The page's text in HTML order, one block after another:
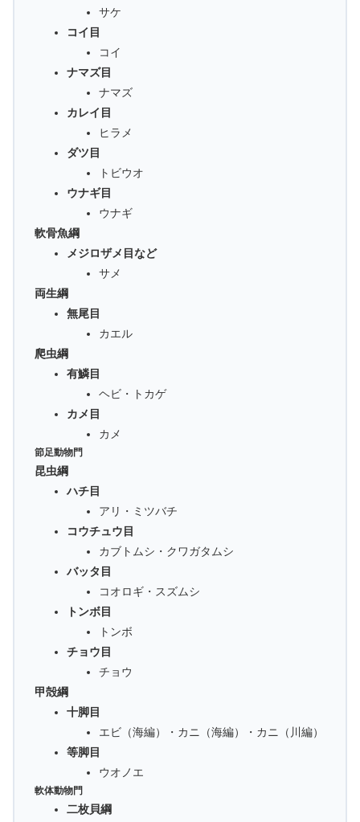
サケ
コイ目
コイ
ナマズ目
ナマズ
カレイ目
ヒラメ
ダツ目
トビウオ
ウナギ目
ウナギ
軟骨魚綱
メジロザメ目など
サメ
両生綱
無尾目
カエル
爬虫綱
有鱗目
ヘビ・トカゲ
カメ目
カメ
節足動物門
昆虫綱
ハチ目
アリ・ミツバチ
コウチュウ目
カブトムシ・クワガタムシ
バッタ目
コオロギ・スズムシ
トンボ目
トンボ
チョウ目
チョウ
甲殻綱
十脚目
エビ（海編）・カニ（海編）・カニ（川編）
等脚目
ウオノエ
軟体動物門
二枚貝綱